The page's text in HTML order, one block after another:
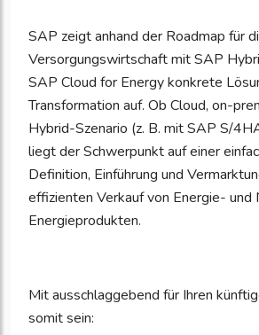
SAP zeigt anhand der Roadmap für
Versorgungswirtschaft mit SAP
SAP Cloud for Energy konkrete
Transformation auf. Ob Cloud, on-
Hybrid-Szenario (z. B. mit SAP S/
liegt der Schwerpunkt auf einer
Definition, Einführung und
effizienten Verkauf von Energie- und
Energieprodukten.
Mit ausschlaggebend für Ihren
somit sein: